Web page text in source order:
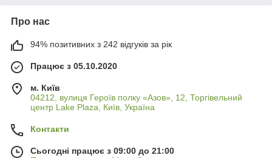
Про нас
94% позитивних з 242 відгуків за рік
Працює з 05.10.2020
м. Київ
04212, вулиця Героїв полку «Азов», 12, Торгівельний
центр Lake Plaza, Київ, Україна
Контакти
Сьогодні працює з 09:00 до 21:00